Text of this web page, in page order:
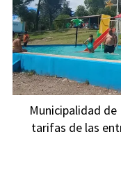
Municipalidad
tarifas de las